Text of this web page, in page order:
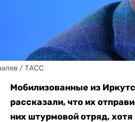
/ ТАСС
Мобилизованные из
рассказали, что их
них штурмовой отряд,